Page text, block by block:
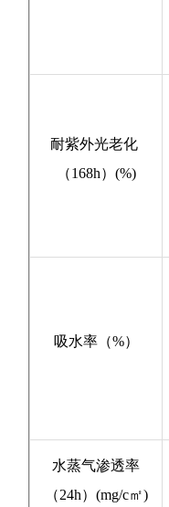
耐紫外光老化
（168h）(%)
吸水率（%）
水蒸气渗透率
（24h）(mg/c㎡)